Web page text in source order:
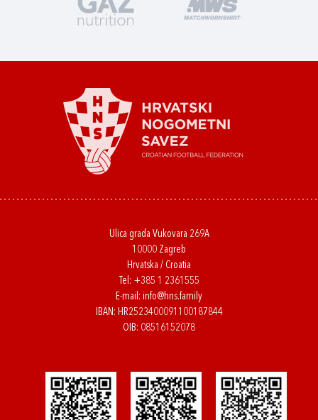
Ulica grada Vukovara 269A
10000 Zagreb
Hrvatska / Croatia
Tel: +385 1 2361555
E-mail: info@hns.family
IBAN: HR2523400091100187844
OIB: 08516152078